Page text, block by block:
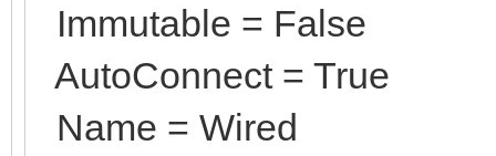
Immutable = False
AutoConnect = True
Name = Wired